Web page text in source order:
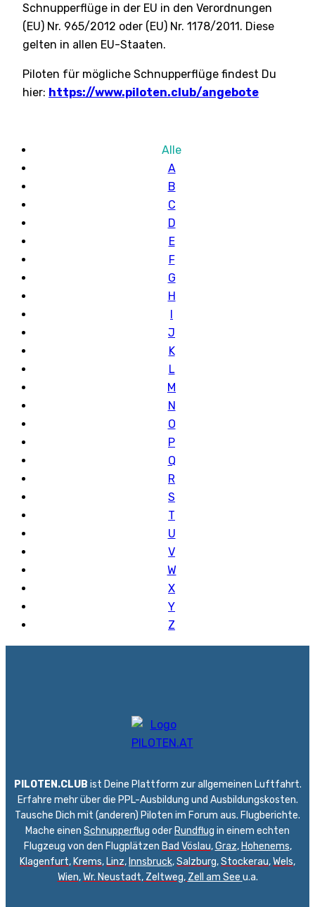
Schnupperflüge in der EU in den Verordnungen
(EU) Nr. 965/2012 oder (EU) Nr. 1178/2011. Diese
gelten in allen EU-Staaten.
Piloten für mögliche Schnupperflüge findest Du
hier: https://www.piloten.club/angebote
Alle
A
B
C
D
E
F
G
H
I
J
K
L
M
N
O
P
Q
R
S
T
U
V
W
X
Y
Z
PILOTEN.CLUB ist Deine Plattform zur allgemeinen Luftfahrt.
Erfahre mehr über die PPL-Ausbildung und Ausbildungskosten.
Tausche Dich mit (anderen) Piloten im Forum aus. Flugberichte.
Mache einen Schnupperflug oder Rundflug in einem echten
Flugzeug von den Flugplätzen Bad Vöslau,Graz, Hohenems,
Klagenfurt, Krems, Linz, Innsbruck,Salzburg,Stockerau,Wels,
Wien,Wr. Neustadt, Zeltweg, Zell am See u.a.